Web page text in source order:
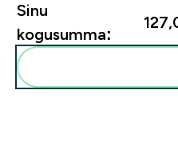
Sinu
kogusumma: